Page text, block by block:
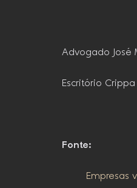
Advogado José
Escritório
Fonte:
Empresas